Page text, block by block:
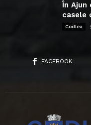
În Ajun
casele
Codlea
FACEBOOK